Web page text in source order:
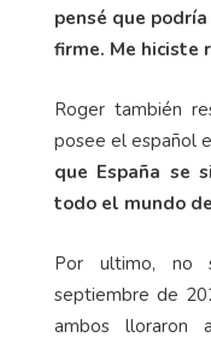
pensé que
firme. Me hiciste
Roger también
posee el español
que España se
todo el mundo
Por ultimo, no
septiembre de
ambos lloraron